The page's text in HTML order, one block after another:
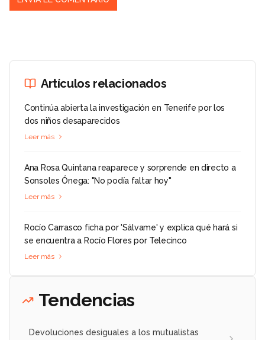
Artículos relacionados
Continúa abierta la investigación en Tenerife por los
dos niños desaparecidos
Leer más
Ana Rosa Quintana reaparece y sorprende en directo a
Sonsoles Ónega: "No podía faltar hoy"
Leer más
Rocío Carrasco ficha por 'Sálvame' y explica qué hará si
se encuentra a Rocío Flores por Telecinco
Leer más
Tendencias
Devoluciones desiguales a los mutualistas